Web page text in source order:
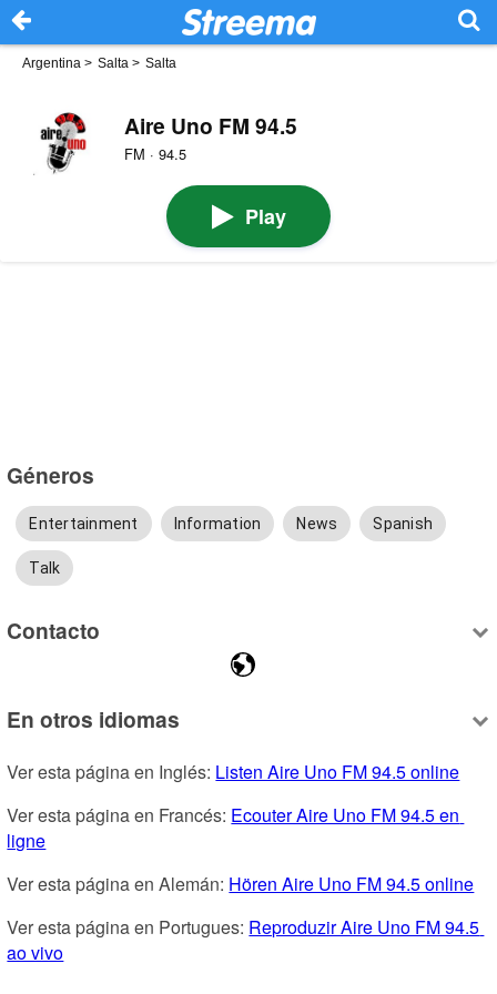
Argentina > Salta > Salta
Aire Uno FM 94.5
FM · 94.5
Play
Géneros
Entertainment Information News Spanish
Talk
Contacto
En otros idiomas
Ver esta página en Inglés: Listen Aire Uno FM 94.5 online
Ver esta página en Francés: Ecouter Aire Uno FM 94.5 en
ligne
Ver esta página en Alemán: Hören Aire Uno FM 94.5 online
Ver esta página en Portugues: Reproduzir Aire Uno FM 94.5
ao vivo